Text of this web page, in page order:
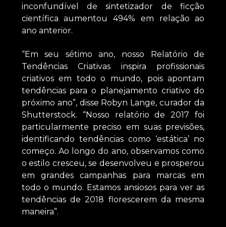
inconfundível de sintetizador de ficção
científica aumentou 494% em relação ao
ano anterior.
“Em seu sétimo ano, nosso Relatório de
Tendências Criativas inspira profissionais
criativos em todo o mundo, pois apontam
tendências para o planejamento criativo do
próximo ano”, disse Robyn Lange, curador da
Shutterstock. “Nosso relatório de 2017 foi
particularmente preciso em suas previsões,
identificando tendências como ‘estática’ no
começo. Ao longo do ano, observamos como
o estilo cresceu, se desenvolveu e prosperou
em grandes campanhas para marcas em
todo o mundo. Estamos ansiosos para ver as
tendências de 2018 florescerem da mesma
maneira”.